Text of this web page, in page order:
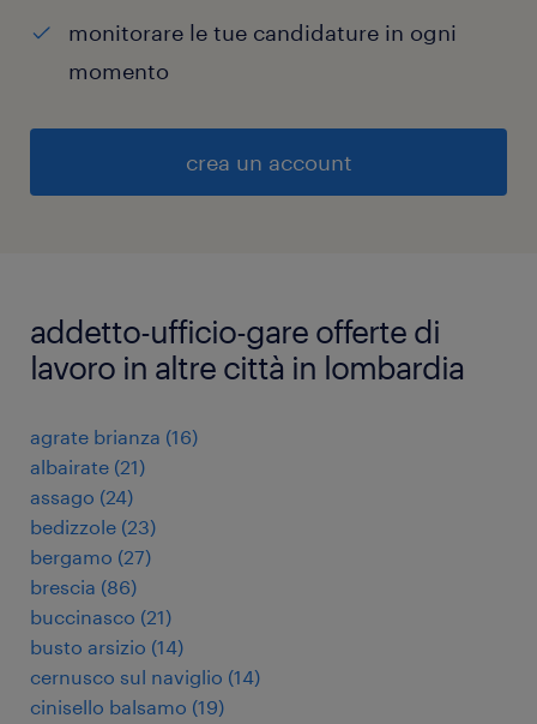
monitorare le tue candidature in ogni
momento
crea un account
addetto-ufficio-gare offerte di
lavoro in altre città in lombardia
agrate brianza (16)
albairate (21)
assago (24)
bedizzole (23)
bergamo (27)
brescia (86)
buccinasco (21)
busto arsizio (14)
cernusco sul naviglio (14)
cinisello balsamo (19)